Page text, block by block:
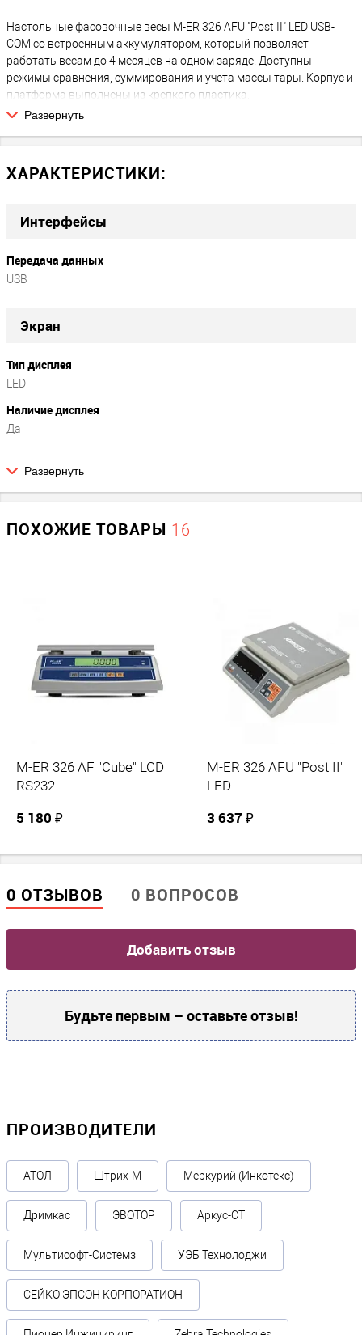
Настольные фасовочные весы M-ER 326 AFU "Post II" LED USB-
COM со встроенным аккумулятором, который позволяет
работать весам до 4 месяцев на одном заряде. Доступны
режимы сравнения, суммирования и учета массы тары. Корпус и
платформа выполнены из крепкого пластика.
Развернуть
ХАРАКТЕРИСТИКИ:
Интерфейсы
Передача данных
USB
Экран
Тип дисплея
LED
Наличие дисплея
Да
Параметры весов
32
Дискретность
0.1 гр; 1 гр
Поверка
Высокий (II)
Защита от перегрузки
Параметры платформы
Размер платформы, мм
Пластик
Принтер
Печать этикеток
Стандарты защиты
Защита от коррозии
Нет
Защита от влаги
Нет
Развернуть
ПОХОЖИЕ ТОВАРЫ 16
M-ER 326 AF "Cube" LCD
RS232
5 180 ₽
M-ER 326 AFU "Post II"
LED
3 637 ₽
0 ОТЗЫВОВ 0 ВОПРОСОВ
Добавить отзыв
Будьте первым – оставьте отзыв!
ПРОИЗВОДИТЕЛИ
АТОЛ Штрих-М Меркурий (Инкотекс)
Дримкас ЭВОТОР Аркус-СТ
Мультисофт-Системз УЭБ Технолоджи
СЕЙКО ЭПСОН КОРПОРАТИОН